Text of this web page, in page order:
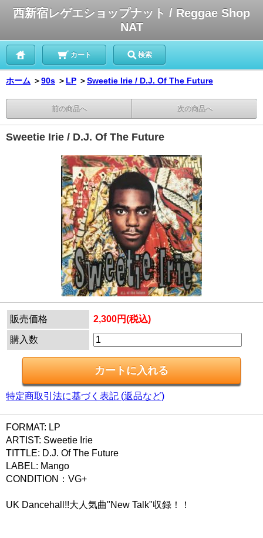
西新宿レゲエショップナット / Reggae Shop
NAT
カート 検索
ホーム ＞90s ＞ LP ＞Sweetie Irie / D.J. Of The Future
前の商品へ 次の商品へ
Sweetie Irie / D.J. Of The Future
販売価格 2,300円(税込)
購入数
特定商取引法に基づく表記 (返品など)
FORMAT: LP
ARTIST: Sweetie Irie
TITTLE: D.J. Of The Future
LABEL: Mango
CONDITION：VG+
UK Dancehall!!大人気曲"New Talk"収録！！